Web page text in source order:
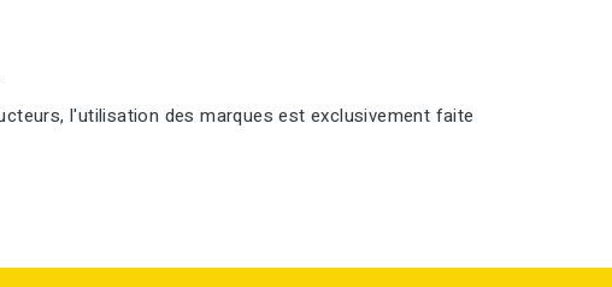
l'utilisation des marques est exclusivement faite